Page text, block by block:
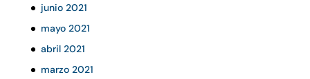
junio 2021
mayo 2021
abril 2021
marzo 2021